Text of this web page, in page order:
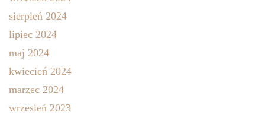
sierpień 2024
lipiec 2024
maj 2024
kwiecień 2024
marzec 2024
wrzesień 2023